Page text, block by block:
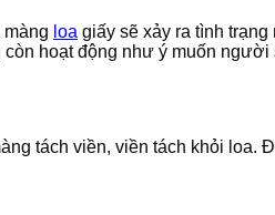
loa giấy sẽ xảy ra tình trạng
còn hoạt động như ý muốn người
tách viền, viền tách khỏi loa.